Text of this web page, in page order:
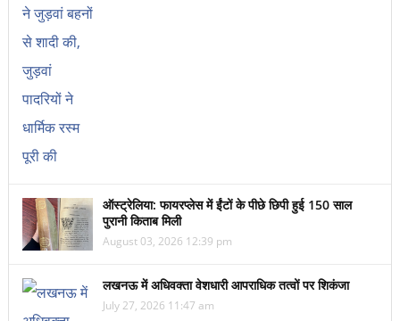
ऑस्ट्रेलिया: फायरप्लेस में ईंटों के पीछे छिपी हुई 150 साल
पुरानी किताब मिली
August 03, 2026 12:39 pm
लखनऊ में अधिवक्ता वेशधारी आपराधिक तत्वों पर शिकंजा
July 27, 2026 11:47 am